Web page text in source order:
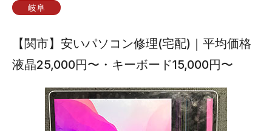
岐阜
【関市】安いパソコン修理(宅配)｜平均価格
液晶25,000円〜・キーボード15,000円〜